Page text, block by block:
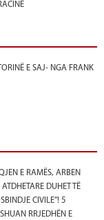
E SAJ- NGA FRANK
E RAMËS, ARBEN
DUHET TË
CIVILE”! 5
RRJEDHËN E